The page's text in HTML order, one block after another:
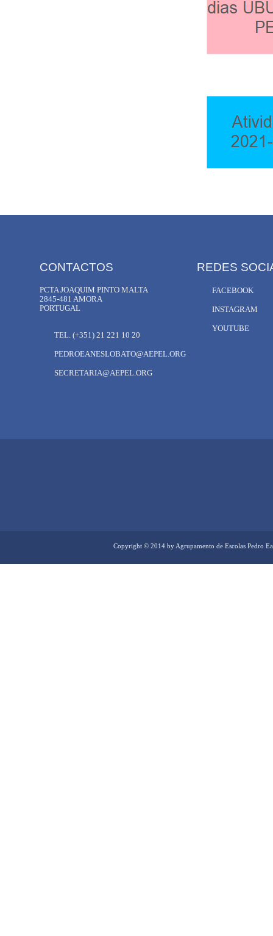
TEL. (+351) 21 221 10 20
PEDROEANESLOBATO@AEPEL.ORG
SECRETARIA@AEPEL.ORG
FACEBOOK
INSTAGRAM
YOUTUBE
CONTACTOS
PCTA JOAQUIM PINTO MALTA
2845-481 AMORA
PORTUGAL
REDES
Copyright © 2014 by Agrupamento de Escolas Pedro